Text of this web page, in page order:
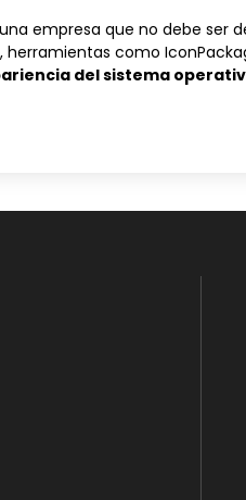
empresa que no debe ser
como
del sistema